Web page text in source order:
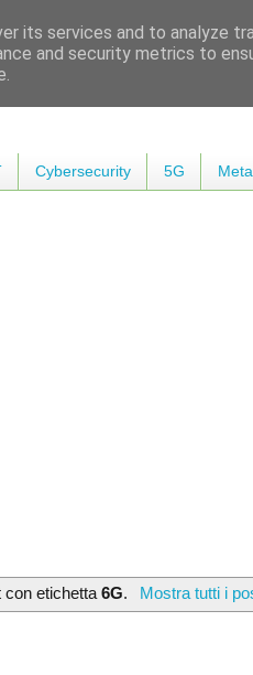
Cybersecurity 5G
con etichetta6G. Mostra tutti i
its services and to analyze
and security metrics to